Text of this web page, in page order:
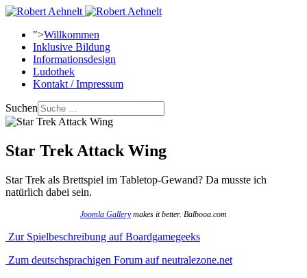
">Willkommen
Inklusive Bildung
Informationsdesign
Ludothek
Kontakt / Impressum
Suchen
Star Trek Attack Wing
Star Trek als Brettspiel im Tabletop-Gewand? Da musste ich
natürlich dabei sein.
Joomla Gallerymakes it better. Balbooa.com
Zur Spielbeschreibung auf Boardgamegeeks
Zum deutschsprachigen Forum auf neutralezone.net